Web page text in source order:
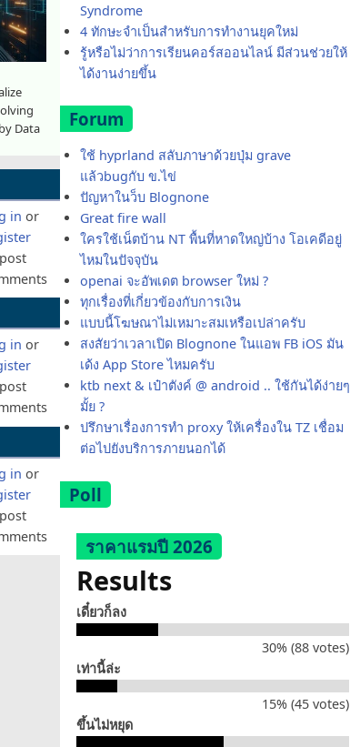
Data
in or
in or
in or
Syndrome
4 ทักษะจำเป็นสำหรับการทำงานยุคใหม่
รู้หรือไม่ว่าการเรียนคอร์สออนไลน์ มีส่วนช่วยให้
ได้งานง่ายขึ้น
Forum
ใช้ hyprland สลับภาษาด้วยปุ่ม grave
แล้วbugกับ ข.ไข่
ปัญหาในว็บ Blognone
Great fire wall
ใครใช้เน็ตบ้าน NT พื้นที่หาดใหญ่บ้าง โอเคดีอยู่
ไหมในปัจจุบัน
openai จะอัพเดต browser ใหม่ ?
ทุกเรื่องที่เกี่ยวข้องกับการเงิน
แบบนี้โฆษณาไม่เหมาะสมเหรือเปล่าครับ
สงสัยว่าเวลาเปิด Blognone ในแอพ FB iOS มัน
เด้ง App Store ไหมครับ
ktb next & เป๋าตังค์ @ android .. ใช้กันได้ง่ายๆ
มั้ย ?
ปรึกษาเรื่องการทำ proxy ให้เครื่องใน TZ เชื่อม
ต่อไปยังบริการภายนอกได้
Poll
ราคาแรมปี 2026
Results
เดี๋ยวก็ลง
30% (88 votes)
เท่านี้ล่ะ
15% (45 votes)
ขึ้นไม่หยุด